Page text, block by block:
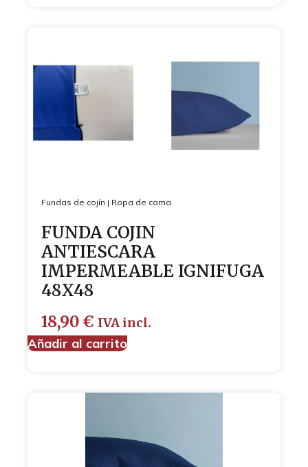
Fundas de cojín | Ropa de cama
FUNDA COJIN
ANTIESCARA
IMPERMEABLE IGNIFUGA
48X48
18,90 € IVA incl.
Añadir al carrito